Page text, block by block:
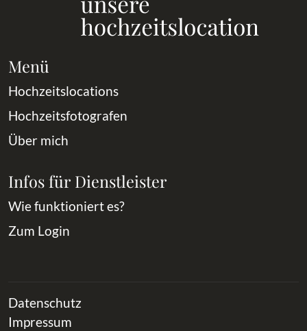
Menü
Hochzeitslocations
Hochzeitsfotografen
Über mich
Infos für Dienstleister
Wie funktioniert es?
Zum Login
Datenschutz
Impressum